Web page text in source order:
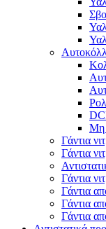
Μη
Γάντια
Γάντια
Γάντια
Γάντια
Γάντια
Γάντια